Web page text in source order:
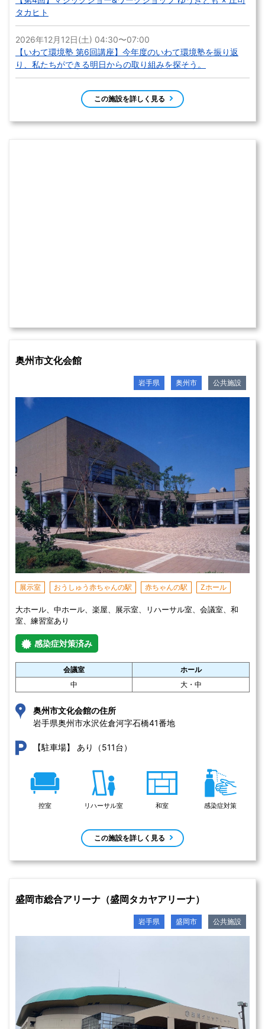
タカヒト
2026年12月12日(土) 04:30〜07:00
【いわて環境塾 第6回講座】今年度のいわて環境塾を振り返
り、私たちができる明日からの取り組みを探そう。
この施設を詳しく見る
奥州市文化会館
岩手県 奥州市 公共施設
展示室 おうしゅう赤ちゃんの駅 赤ちゃんの駅 Zホール
大ホール、中ホール、楽屋、展示室、リハーサル室、会議室、和
室、練習室あり
感染症対策済み
会議室
ホール
中
大・中
奥州市文化会館の住所
岩手県奥州市水沢佐倉河字石橋41番地
【駐車場】 あり（511台）
控室 リハーサル室 和室 感染症対策
この施設を詳しく見る
盛岡市総合アリーナ（盛岡タカヤアリーナ）
岩手県 盛岡市 公共施設